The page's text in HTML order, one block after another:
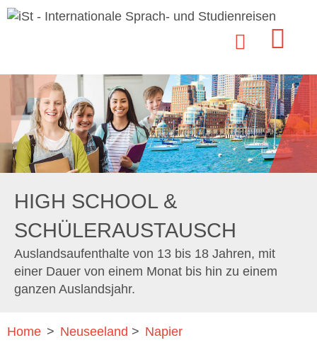
HIGH SCHOOL &
SCHÜLERAUSTAUSCH
Auslandsaufenthalte von 13 bis 18 Jahren, mit
einer Dauer von einem Monat bis hin zu einem
ganzen Auslandsjahr.
Home > Neuseeland > Napier